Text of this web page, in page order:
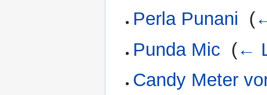
Perla Punani
(
Punda Mic (←
Candy Meter